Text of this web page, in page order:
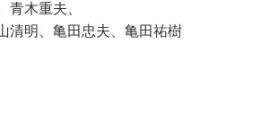
青木重夫、
清明、亀田忠夫、亀田祐樹